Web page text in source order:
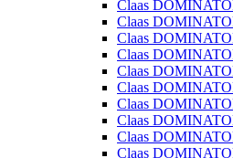
Claas
Claas
Claas
Claas
Claas
Claas
Claas
Claas
Claas
Claas